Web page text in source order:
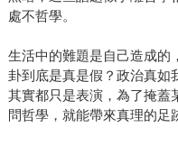
處不哲學。
生活中的難題是自己造成的
卦到底是真是假？政治真如
其實都只是表演，為了掩
問哲學，就能帶來真理的足